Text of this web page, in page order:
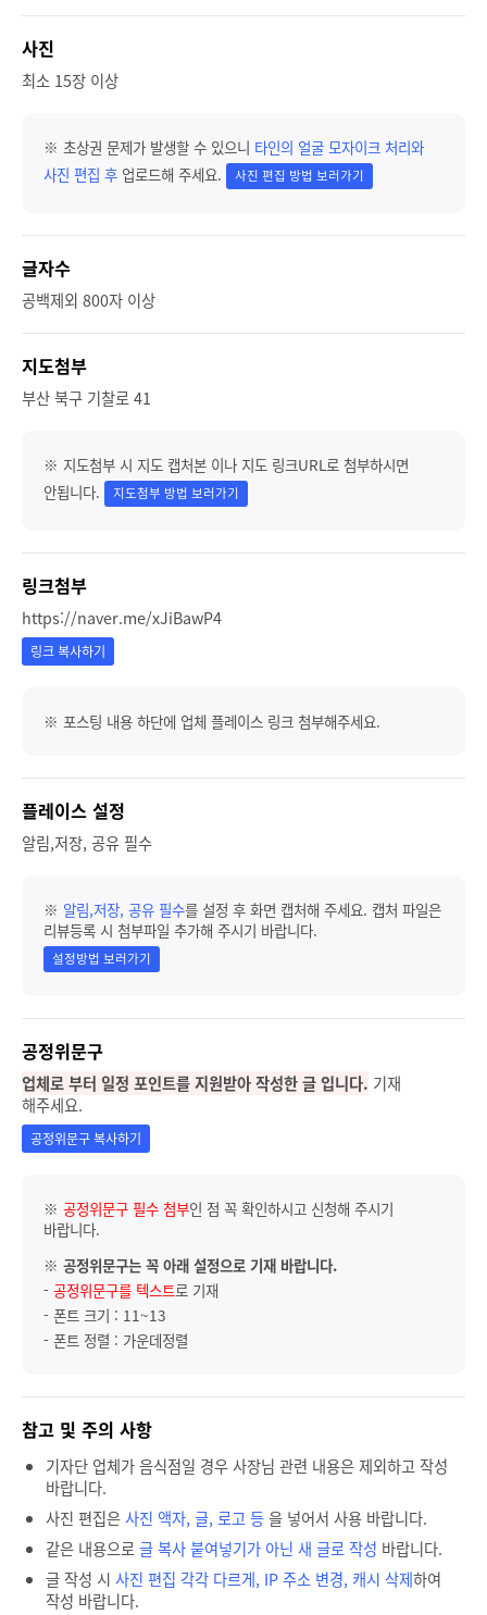
사진
최소 15장 이상
※ 초상권 문제가 발생할 수 있으니 타인의 얼굴 모자이크 처리와
사진 편집 후 업로드해 주세요. 사진 편집 방법 보러가기
글자수
공백제외 800자 이상
지도첨부
부산 북구 기찰로 41
※ 지도첨부 시 지도 캡처본 이나 지도 링크URL로 첨부하시면
안됩니다.
지도첨부 방법 보러가기
링크첨부
https://naver.me/xJiBawP4
링크 복사하기
※ 포스팅 내용 하단에 업체 플레이스 링크 첨부해주세요.
플레이스 설정
알림,저장, 공유 필수
※ 알림,저장, 공유 필수를 설정 후 화면 캡처해 주세요. 캡처 파일은
리뷰등록 시 첨부파일 추가해 주시기 바랍니다.
설정방법 보러가기
공정위문구
업체로 부터 일정 포인트를 지원받아 작성한 글 입니다. 기재
해주세요.
공정위문구 복사하기
※ 공정위문구 필수 첨부인 점 꼭 확인하시고 신청해 주시기
바랍니다.
※ 공정위문구는 꼭 아래 설정으로 기재 바랍니다.
- 공정위문구를 텍스트로 기재
- 폰트 크기 : 11~13
- 폰트 정렬 : 가운데정렬
참고 및 주의 사항
기자단 업체가 음식점일 경우 사장님 관련 내용은 제외하고 작성
바랍니다.
사진 편집은사진 액자, 글, 로고 등을 넣어서 사용 바랍니다.
같은 내용으로글 복사 붙여넣기가 아닌 새 글로 작성 바랍니다.
글 작성 시 사진 편집 각각 다르게, IP 주소 변경, 캐시 삭제하여
작성 바랍니다.